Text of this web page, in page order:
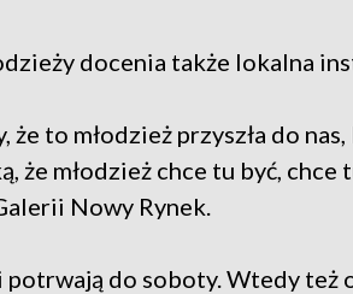
docenia także lokalna
że to młodzież przyszła do
że młodzież chce tu być,
Nowy Rynek.
potrwają do soboty. Wtedy